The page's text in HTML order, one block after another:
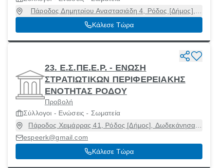
Πάροδος Δημητρίου Αναστασιάδη 4, Ρόδος [Δήμος],
Δωδεκάνησα, 85100
Κάλεσε Τώρα
23. Ε.Σ.ΠΕ.Ε.Ρ. - ΕΝΩΣΗ
ΣΤΡΑΤΙΩΤΙΚΩΝ ΠΕΡΙΦΕΡΕΙΑΚΗΣ
ΕΝΟΤΗΤΑΣ ΡΟΔΟΥ
Προβολή
Σύλλογοι - Ενώσεις - Σωματεία
Πάροδος Χειμάρρας 41, Ρόδος [Δήμος], Δωδεκάνησα,
espeerk@gmail.com
Κάλεσε Τώρα